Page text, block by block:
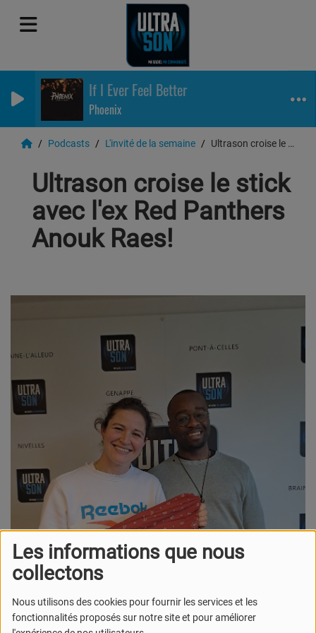
Les informations que nous
collectons
Nous utilisons des cookies pour fournir les services et les
fonctionnalités proposés sur notre site et pour améliorer
If I Ever Feel Better
Phoenix
Podcasts L'invité de la semaine Ultrason croise le stick avec l'ex Red Panthers Anouk Raes!
Ultrason croise le stick
avec l'ex Red Panthers
Anouk Raes!